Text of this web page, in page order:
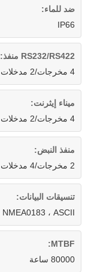
ضد للماء:
IP66
RS232/RS422 منفذ:
4 مخرجات/2 مدخلات
ميناء إيثرنت:
4 مخرجات/2 مدخلات
منفذ النبض:
2 مخرجات/4 مدخلات
تنسيقات البيانات:
NMEA0183 ، ASCII ، ثنائي
MTBF:
80000 ساعة